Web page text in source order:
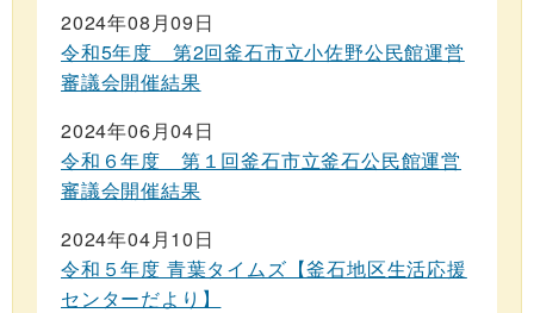
2024年08月09日
令和5年度 第2回釜石市立小佐野公民館運営
審議会開催結果
2024年06月04日
令和６年度 第１回釜石市立釜石公民館運営
審議会開催結果
2024年04月10日
令和５年度 青葉タイムズ【釜石地区生活応援
センターだより】